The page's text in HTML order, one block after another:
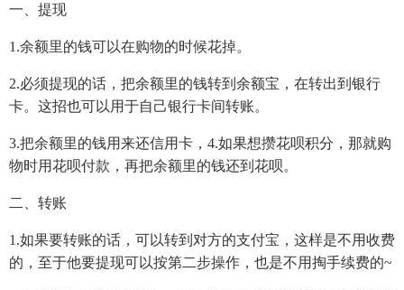
一、提现
1.余额里的钱可以在购物的时候花掉。
2.必须提现的话，把余额里的钱转到余额宝，在转出到银行
卡。这招也可以用于自己银行卡间转账。
3.把余额里的钱用来还信用卡，4.如果想攒花呗积分，那就购
物时用花呗付款，再把余额里的钱还到花呗。
二、转账
1.如果要转账的话，可以转到对方的支付宝，这样是不用收费
的，至于他要提现可以按第二步操作，也是不用掏手续费的~